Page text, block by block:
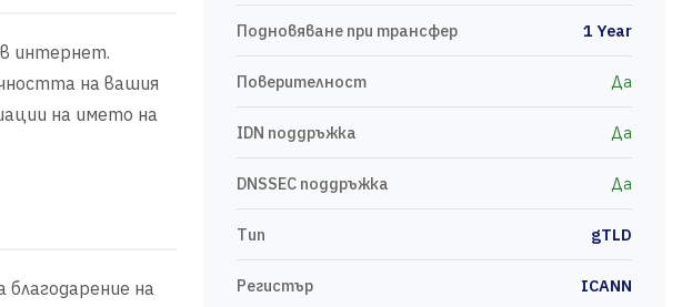
интернет.
на вашия
на името на
на
Подновяване при трансфер 1 Year
Поверителност Да
IDN поддръжка Да
DNSSEC поддръжка Да
Тип gTLD
Регистър ICANN